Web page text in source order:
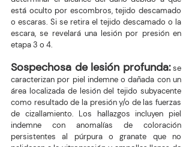
está oculto por escombros, tejido descamado
o escaras. Si se retira el tejido descamado o la
escara, se revelará una lesión por presión en
etapa 3 o 4.
Sospechosa de lesión profunda: se
caracterizan por piel indemne o dañada con un
área localizada de lesión del tejido subyacente
como resultado de la presión y/o de las fuerzas
de cizallamiento. Los hallazgos incluyen piel
indemne con anomalías de coloración
persistentes al púrpura o granate que no